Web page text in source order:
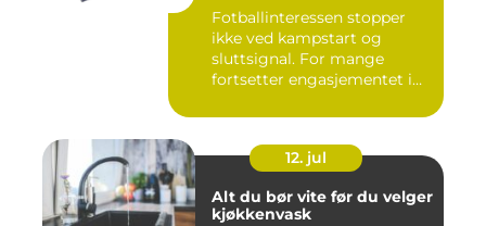
Fotballinteressen stopper
ikke ved kampstart og
sluttsignal. For mange
fortsetter engasjementet i
12. jul
Alt du bør vite før du velger
kjøkkenvask